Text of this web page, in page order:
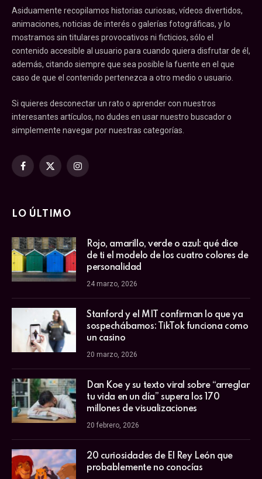
Asiduamente recopilamos historias curiosas, vídeos divertidos,
animaciones, noticias de interés o galerías fotográficas, y lo
mostramos sin titulares provocativos ni ficticios, sólo el
contenido accesible al usuario para cuando quiera disfrutar de él,
además, citando siempre que sea posible la fuente en el que
caso de que el contenido pertenezca a otro medio o usuario.
Si quieres desconectar un rato o aprender con nuestros
interesantes artículos, no dudes en usar nuestro buscador o
simplemente navegar por nuestras categorías.
Facebook
X
Instagram
LO ÚLTIMO
Rojo, amarillo, verde o azul: qué dice
de ti el modelo de los cuatro colores de
personalidad
24 marzo, 2026
Stanford y el MIT confirman lo que ya
sospechábamos: TikTok funciona como
un casino
20 marzo, 2026
Dan Koe y su texto viral sobre “arreglar
tu vida en un día” supera los 170
millones de visualizaciones
20 febrero, 2026
20 curiosidades de El Rey León que
probablemente no conocías